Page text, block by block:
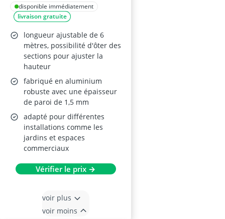
disponible immédiatement
livraison gratuite
longueur ajustable de 6
mètres, possibilité d'ôter des
sections pour ajuster la
hauteur
fabriqué en aluminium
robuste avec une épaisseur
de paroi de 1,5 mm
adapté pour différentes
installations comme les
jardins et espaces
commerciaux
Vérifier le prix →
voir plus
voir moins